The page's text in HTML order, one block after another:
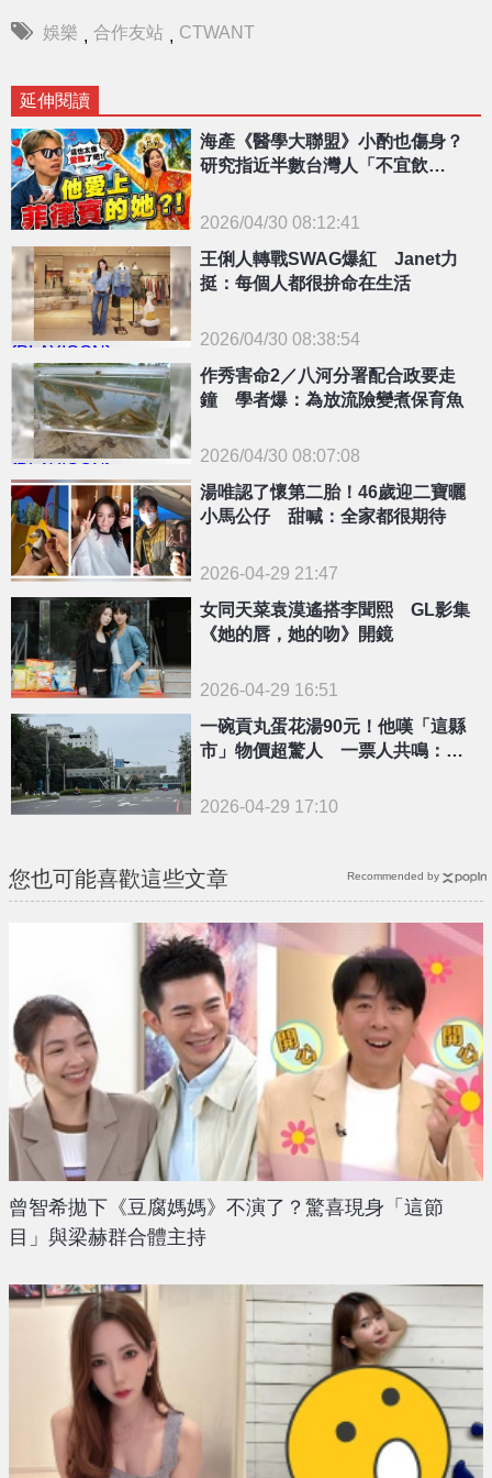
娛樂 , 合作友站 , CTWANT
延伸閱讀
海產《醫學大聯盟》小酌也傷身？
研究指近半數台灣人「不宜飲
2026/04/30 08:12:41
{PLAYICON}
王俐人轉戰SWAG爆紅 Janet力
挺：每個人都很拚命在生活
2026/04/30 08:38:54
{PLAYICON}
作秀害命2／八河分署配合政要走
鐘 學者爆：為放流險變煮保育魚
2026/04/30 08:07:08
湯唯認了懷第二胎！46歲迎二寶曬
小馬公仔 甜喊：全家都很期待
2026-04-29 21:47
女同天菜袁漠遙搭李聞熙 GL影集
《她的唇，她的吻》開鏡
2026-04-29 16:51
一碗貢丸蛋花湯90元！他嘆「這縣
市」物價超驚人 一票人共鳴：真
2026-04-29 17:10
您也可能喜歡這些文章
曾智希拋下《豆腐媽媽》不演了？驚喜現身「這節
目」與梁赫群合體主持
Recommended by